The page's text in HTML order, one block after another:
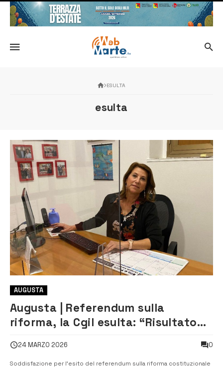
ESULTA
esulta
AUGUSTA
Augusta | Referendum sulla
riforma, la Cgil esulta: “Risultato
24 MARZO 2026 0
Soddisfazione per l’esito del referendum sulla riforma costituzionale